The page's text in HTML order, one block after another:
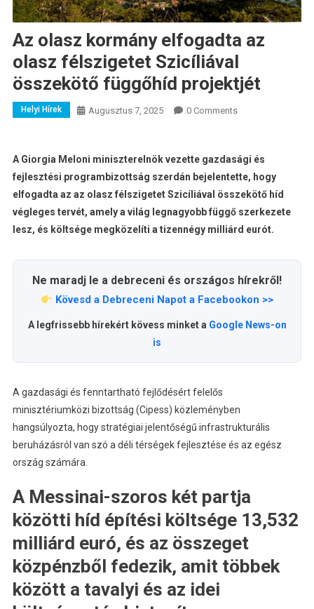
Az olasz kormány elfogadta az
olasz félszigetet Szicíliával
összekötő függőhíd projektjét
Helyi Hírek Augusztus 7, 2025 0 Comments
A Giorgia Meloni miniszterelnök vezette gazdasági és
fejlesztési programbizottság szerdán bejelentette, hogy
elfogadta az az olasz félszigetet Szicíliával összekötő híd
végleges tervét, amely a világ legnagyobb függő szerkezete
lesz, és költsége megközelíti a tizennégy milliárd eurót.
Ne maradj le a debreceni és országos hírekről!
Kövesd a Debreceni Napot a Facebookon >>
A legfrissebb hírekért kövess minket a Google News-on
is
A gazdasági és fenntartható fejlődésért felelős
minisztériumközi bizottság (Cipess) közleményben
hangsúlyozta, hogy stratégiai jelentőségű infrastrukturális
beruházásról van szó a déli térségek fejlesztése és az egész
ország számára.
A Messinai-szoros két partja
közötti híd építési költsége 13,532
milliárd euró, és az összeget
közpénzből fedezik, amit többek
között a tavalyi és az idei